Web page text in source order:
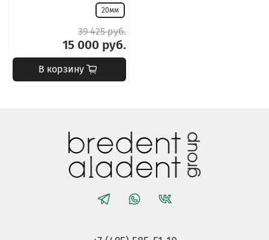
20мм
39 425 руб.
15 000 руб.
В корзину